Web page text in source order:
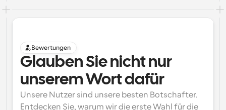
Bewertungen
Glauben Sie nicht nur
unserem Wort dafür
Unsere Nutzer sind unsere besten Botschafter.
Entdecken Sie, warum wir die erste Wahl für die